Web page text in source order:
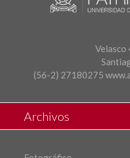
Velasco
(56-2) 27180275
Archivos